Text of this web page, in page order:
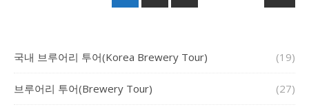
국내 브루어리 투어(Korea Brewery Tour) (19)
브루어리 투어(Brewery Tour) (27)